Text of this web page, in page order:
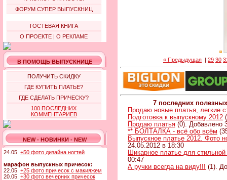
ФОРУМ СУПЕР ВЫПУСКНИЦ
ГОСТЕВАЯ КНИГА
О ПРОЕКТЕ | О РЕКЛАМЕ
В ПОМОЩЬ ВЫПУСКНИЦЕ
ПОЛУЧИТЬ СКИДКУ
ГДЕ КУПИТЬ ПЛАТЬЕ?
ГДЕ СДЕЛАТЬ ПРИЧЕСКУ?
100 ПОСЛЕДНИХ
КОММЕНТАРИЕВ
NEW - НОВИНКИ - NEW
24.05. +50 фото дизайна ногтей
марафон выпускных причесок:
22.05. +25 фото причесок с макияжем
20.05. +30 фото вечерних причесок
« Предыдущая | 29 30
7 последних
Продаю новые платья, легкие
Подготовка к выпускному 2012
Продаю платья (0). Добавлено
** БОЛТАЛКА - всё обо всём
Выпускное платье 2012. Фото
24.05.2012 в 18:30
Шикарное платье для
00:47
А ручки всегда на виду!!! (1).